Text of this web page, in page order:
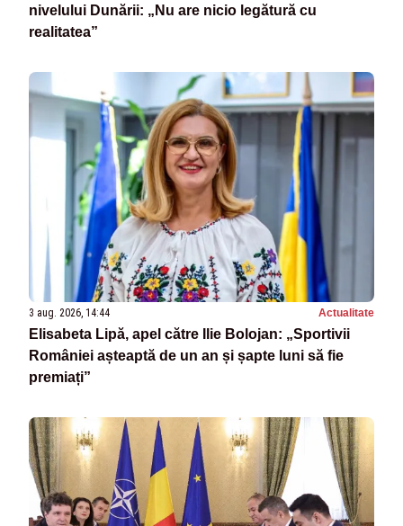
nivelului Dunării: „Nu are nicio legătură cu
realitatea”
3 aug. 2026, 14:44 Actualitate
Elisabeta Lipă, apel către Ilie Bolojan: „Sportivii
României așteaptă de un an și șapte luni să fie
premiați”